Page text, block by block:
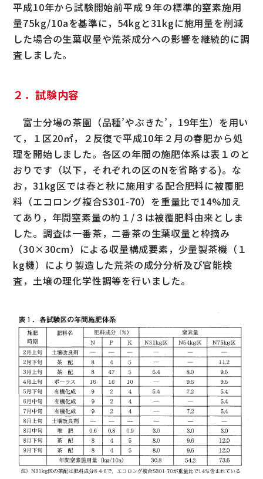
平成10年から試験開始前平成９年の標準的窒素施用
量75kg/10aを基準に，54kgと31kgに施用量を削減
した場合の生葉収量や荒茶成分への影響を継続的に調
査しました。
２．試験内容
富士分場の茶園（品種’やぶきた’，19年生）を用い
て，１区20㎡，２反復で平成10年２月の春肥から処
理を開始しました。各区の年間の施肥体系は表１のと
おりです（以下，それぞれの区のNを省略する)。な
お，31kg区では春と秋に施用する配合肥料に被覆肥
料（エコロング複合S301-70）を重量比で14%加え
てあり，年間窒素量の約１/３は被覆肥料由来としま
した。調査は一番茶，二番茶の生葉収量と枠摘み
（30×30cm）による収量構成要素，少量製茶機（１
kg機）により製造した荒茶の成分分析及び官能検
査，土壌の理化学性調等を行いました。